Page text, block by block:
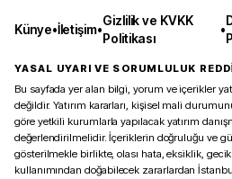
Künye•İletişim•
Gizlilik ve KVKK
Politikası
•
YASAL UYARI VE SORUMLULUK
Bu sayfada yer alan bilgi, yorum ve içerikler
değildir. Yatırım kararları, kişisel mali
göre yetkili kurumlarla yapılacak yatırım
değerlendirilmelidir. İçeriklerin doğruluğu ve
gösterilmekle birlikte, olası hata, eksiklik,
kullanımından doğabilecek zararlardan